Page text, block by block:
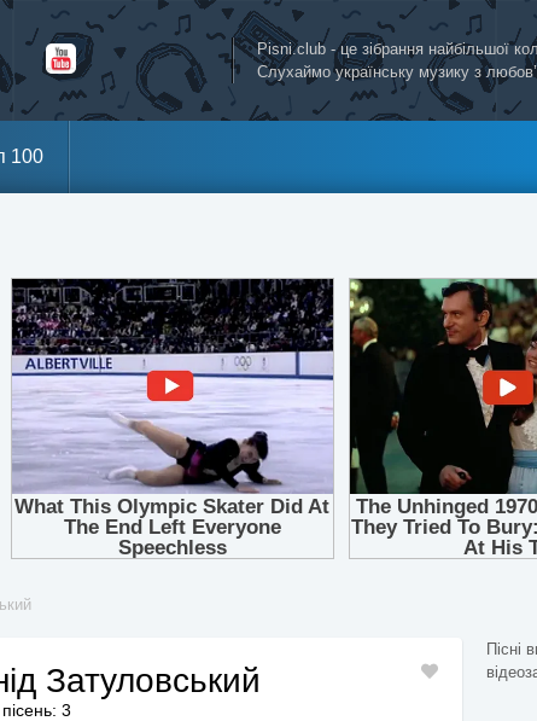
Pisni.club - це зібрання найбільшої
Слухаймо українську музику з
100
Затуловський
пісень: 3
Пісні